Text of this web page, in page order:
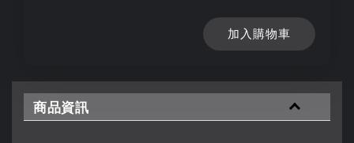
加入購物車
商品資訊